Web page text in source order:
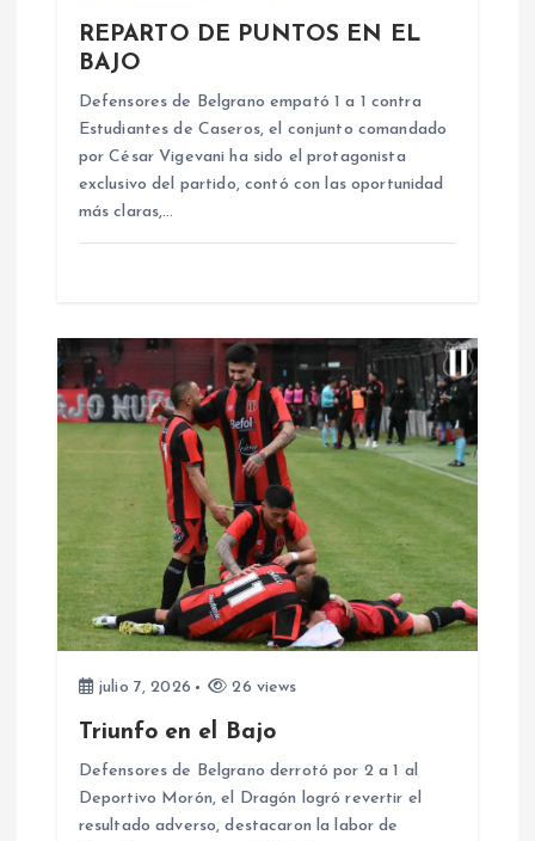
d
a
REPARTO DE PUNTOS EN EL
BAJO
Defensores de Belgrano empató 1 a 1 contra
Estudiantes de Caseros, el conjunto comandado
por César Vigevani ha sido el protagonista
exclusivo del partido, contó con las oportunidad
más claras,…
julio 7, 2026 26 views
Triunfo en el Bajo
Defensores de Belgrano derrotó por 2 a 1 al
Deportivo Morón, el Dragón logró revertir el
resultado adverso, destacaron la labor de